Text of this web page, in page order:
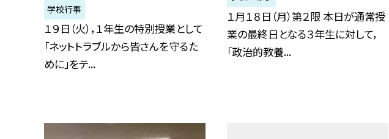
学校行事
１９日（火），１年生の特別授業として
「ネットトラブルから皆さんを守るた
めに」をテ...
１月１８日（月）第２限 本日が通常授
業の最終日となる３年生に対して，
「政治的教養...